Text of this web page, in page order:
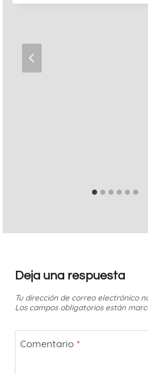
Deja una respuesta
Tu dirección de correo electrónico
Los campos obligatorios están
Comentario *